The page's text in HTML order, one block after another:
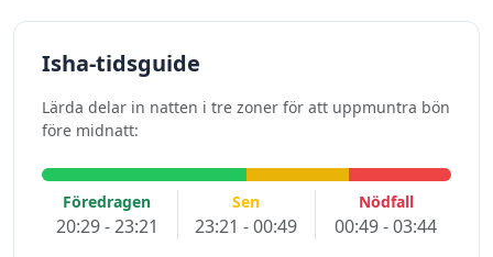
Isha-tidsguide
Lärda delar in natten i tre zoner för att uppmuntra bön
före midnatt:
Föredragen
20:29 - 23:21
Sen
23:21 - 00:49
Nödfall
00:49 - 03:44